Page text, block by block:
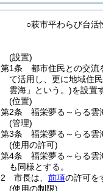
○萩市平わらび台活
(設置)
第1条
都市住民との交流
て活用し、更に地域住
雲海」という。)を設置
(位置)
第2条
福栄夢る～らる雲
(管理)
第3条
福栄夢る～らる雲
(使用の許可)
第4条
福栄夢る～らる雲
も同様とする。
2
市長は、 前項の許可を
(使用の制限)